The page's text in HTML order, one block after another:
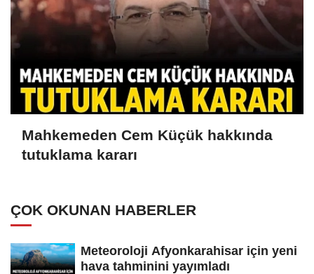
Mahkemeden Cem Küçük hakkında
tutuklama kararı
ÇOK OKUNAN HABERLER
Meteoroloji Afyonkarahisar için yeni
hava tahminini yayımladı